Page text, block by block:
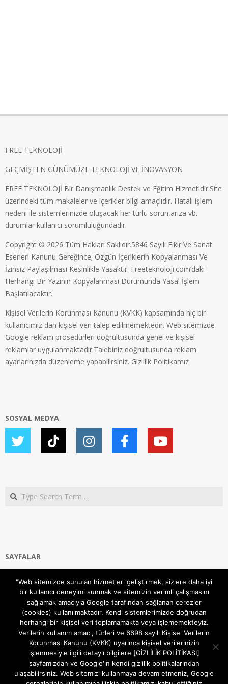
FREE TEKNOLOJİ
GEÇMİŞTEN GÜNÜMÜZE TEKNOLOJİ VE İNOVASYON
FREE TEKNOLOJİ Bir Danışmanlık Destek ve Eğitim Hizmetidir.Site
üzerindeki tüm makaleler ve içerikler bilgi amaçlıdır. Hatalı işlem
nedeni ile sistemlerinizde oluşacak her türlü sorun,arıza vb..
durumlar kullanıcı sorumluluğundadır.
Copyright © 2026 Tüm Hakları Saklıdır.5846 Sayılı Fikir Ve Sanat
Eserleri Kanunu Gereğince; Özgün İçeriklerin Kopyalanması Ve
İzinsiz Paylaşılması Kesinlikle Yasaktır. Freeteknoloji.com’daki
Herhangi Bir Yazının Kopyalanması Durumunda Yasal İşlem
Başlatılacaktır.
Kişisel Verilerin Korunması Kanunu (KVKK) kapsamında hiç bir
kullanıcımız dan kişisel veri talep edilmemektedir. Web sitemizde
Google reklam prosedürleri doğrultusunda genel ve kişisel
reklamlar uygulanmaktadır.Talebiniz doğrultusunda reklam
ayarlarınızda düzenleme yapabilirsiniz. Gizlilik Politikamız
SOSYAL MEDYA
Search
SAYFALAR
Gizlilik ve Çerezler (Cookies) Politikası
Hakkımızda
İletişim Kanalları
MODEM KURULUM
TEKNİK DESTEK
TELEVİZYON SİSTEMLERİ
"Web sitemizde sunulan hizmetleri geliştirmek, sizlere daha iyi
bir kullanıcı deneyimi sunmak ve sitemizin verimli çalışmasını
sağlamak amacıyla Google tarafından sağlanan çerezler
(cookies) kullanılmaktadır. Kendi sistemlerimizde doğrudan
herhangi bir kişisel veri toplamamakta veya işlememekteyiz.
Verilerin kullanım amacı, türleri ve 6698 sayılı Kişisel Verilerin
Korunması Kanunu (KVKK) uyarınca kişisel verilerinizin
işlenmesiyle ilgili detaylı bilgilere [GİZLİLİK POLİTİKASI]
sayfamızdan ve Google'ın kendi gizlilik politikalarından
ulaşabilirsiniz. Web sitemizi kullanmaya devam etmeniz, Google